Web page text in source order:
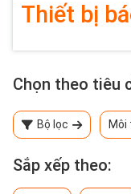
Thiết bị
Chọn theo tiêu
Bộ lọc Môi
Sắp xếp theo: